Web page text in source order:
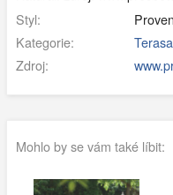
Styl:
Kategorie:
Terasa
Zdroj:
Mohlo by se vám také líbit: